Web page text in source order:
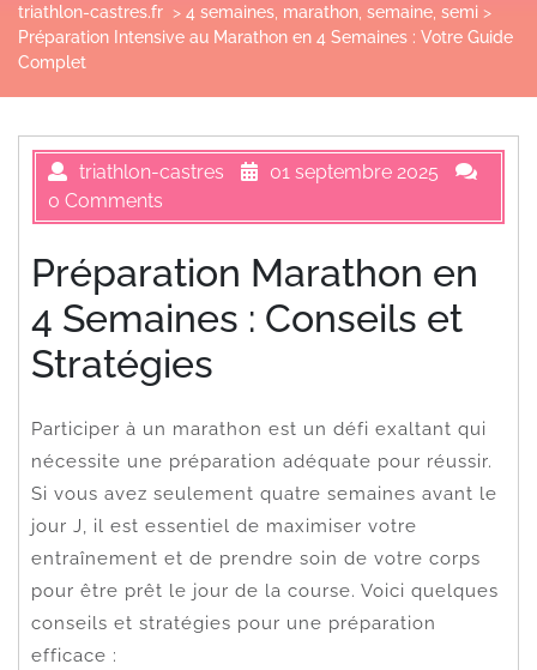
triathlon-castres.fr > 4 semaines marathon semaine semi >
Préparation Intensive au Marathon en 4 Semaines : Votre Guide
Complet
triathlon-castres
01 septembre 2025
0 Comments
Préparation Marathon en
4 Semaines : Conseils et
Stratégies
Participer à un marathon est un défi exaltant qui
nécessite une préparation adéquate pour réussir.
Si vous avez seulement quatre semaines avant le
jour J, il est essentiel de maximiser votre
entraînement et de prendre soin de votre corps
pour être prêt le jour de la course. Voici quelques
conseils et stratégies pour une préparation
efficace :